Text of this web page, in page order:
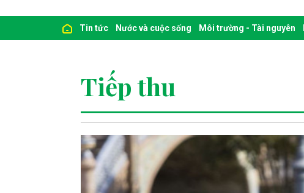
Tin tức Nước và cuộc sống Môi trường - Tài nguyên
Tiếp thu